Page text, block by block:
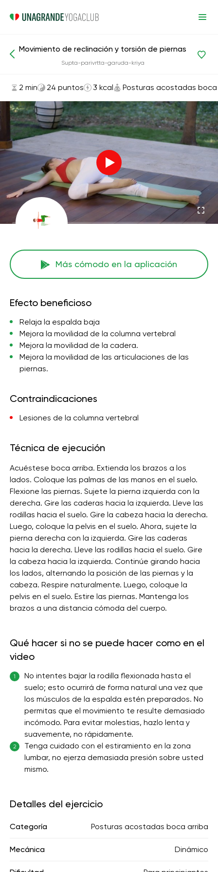
Asanas y ejercicios Posturas acostadas boca arriba
Movimiento de reclinación y torsión de piernas
Supta-parivrtta-garuda-kriya
2 min 24 puntos 3 kcal Posturas acostadas
Más cómodo en la aplicación
Efecto beneficioso
Relaja la espalda baja
Mejora la movilidad de la columna vertebral
Mejora la movilidad de la cadera.
Mejora la movilidad de las articulaciones de las
piernas.
Contraindicaciones
Lesiones de la columna vertebral
Técnica de ejecución
Acuéstese boca arriba. Extienda los brazos a los
lados. Coloque las palmas de las manos en el suelo.
Flexione las piernas. Sujete la pierna izquierda con la
derecha. Gire las caderas hacia la izquierda. Lleve las
rodillas hacia el suelo. Gire la cabeza hacia la derecha.
Luego, coloque la pelvis en el suelo. Ahora, sujete la
pierna derecha con la izquierda. Gire las caderas
hacia la derecha. Lleve las rodillas hacia el suelo. Gire
la cabeza hacia la izquierda. Continúe girando hacia
los lados, alternando la posición de las piernas y la
cabeza. Respire naturalmente. Luego, coloque la
pelvis en el suelo. Estire las piernas. Mantenga los
brazos a una distancia cómoda del cuerpo.
Qué hacer si no se puede hacer como en el
video
1
No intentes bajar la rodilla flexionada hasta el
suelo; esto ocurrirá de forma natural una vez que
los músculos de la espalda estén preparados. No
permitas que el movimiento te resulte demasiado
incómodo. Para evitar molestias, hazlo lenta y
suavemente, no rápidamente.
2
Tenga cuidado con el estiramiento en la zona
lumbar, no ejerza demasiada presión sobre usted
mismo.
Detalles del ejercicio
Categoría Posturas acostadas boca arriba
Mecánica Dinámico